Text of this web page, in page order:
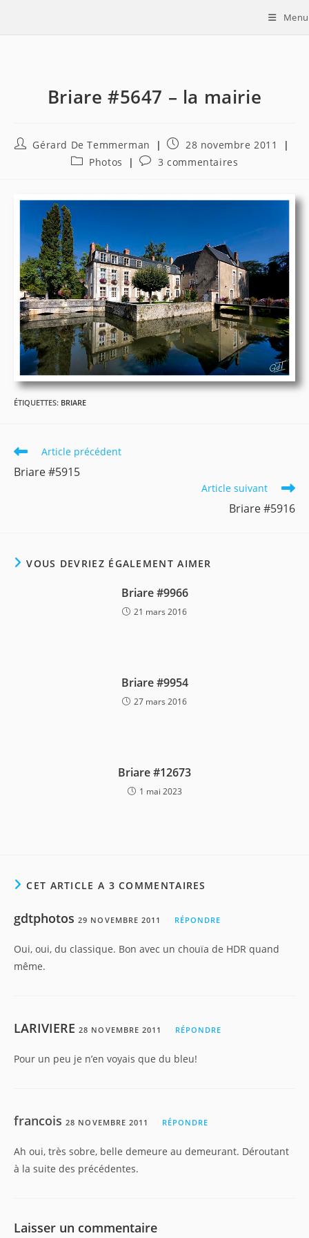
Menu
Briare #5647 – la mairie
Auteur/autrice
Gérard De Temmerman
Publication
publiée :
28 novembre 2011
PostPhotos
Commentaires
publication :
3 commentaires
ÉTIQUETTES: BRIARE
Read
articles
Article précédent
Briare #5915
Article suivant
Briare #5916
VOUS DEVRIEZ ÉGALEMENT AIMER
Briare #9966
21 mars 2016
Briare #9954
27 mars 2016
Briare #12673
1 mai 2023
CET ARTICLE A 3 COMMENTAIRES
gdtphotos 29 NOVEMBRE 2011 RÉPONDRE
Oui, oui, du classique. Bon avec un chouïa de HDR quand
même.
LARIVIERE 28 NOVEMBRE 2011 RÉPONDRE
Pour un peu je n’en voyais que du bleu!
francois 28 NOVEMBRE 2011 RÉPONDRE
Ah oui, très sobre, belle demeure au demeurant. Déroutant
à la suite des précédentes.
Laisser un commentaire